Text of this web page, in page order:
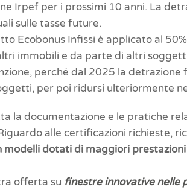
Irpef per i prossimi 10 anni. La
sulle tasse future.
Ecobonus Infissi è applicato al
immobili e da parte di altri
perché dal 2025 la detrazione
per poi ridursi ulteriormente
la documentazione e le pratiche
alle certificazioni richieste,
modelli dotati di maggiori prestazioni
offerta su finestre innovative nelle